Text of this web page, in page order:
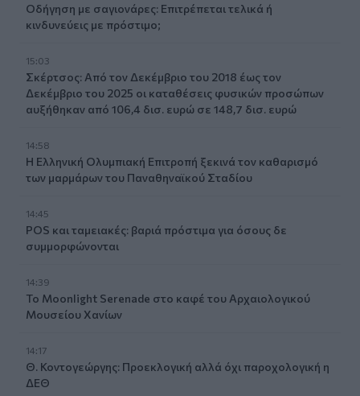
Οδήγηση με σαγιονάρες: Επιτρέπεται τελικά ή
κινδυνεύεις με πρόστιμο;
15:03
Σκέρτσος: Από τον Δεκέμβριο του 2018 έως τον
Δεκέμβριο του 2025 οι καταθέσεις φυσικών προσώπων
αυξήθηκαν από 106,4 δισ. ευρώ σε 148,7 δισ. ευρώ
14:58
Η Ελληνική Ολυμπιακή Επιτροπή ξεκινά τον καθαρισμό
των μαρμάρων του Παναθηναϊκού Σταδίου
14:45
POS και ταμειακές: βαριά πρόστιμα για όσους δε
συμμορφώνονται
14:39
To Moonlight Serenade στο καφέ του Αρχαιολογικού
Μουσείου Χανίων
14:17
Θ. Κοντογεώργης: Προεκλογική αλλά όχι παροχολογική η
ΔΕΘ